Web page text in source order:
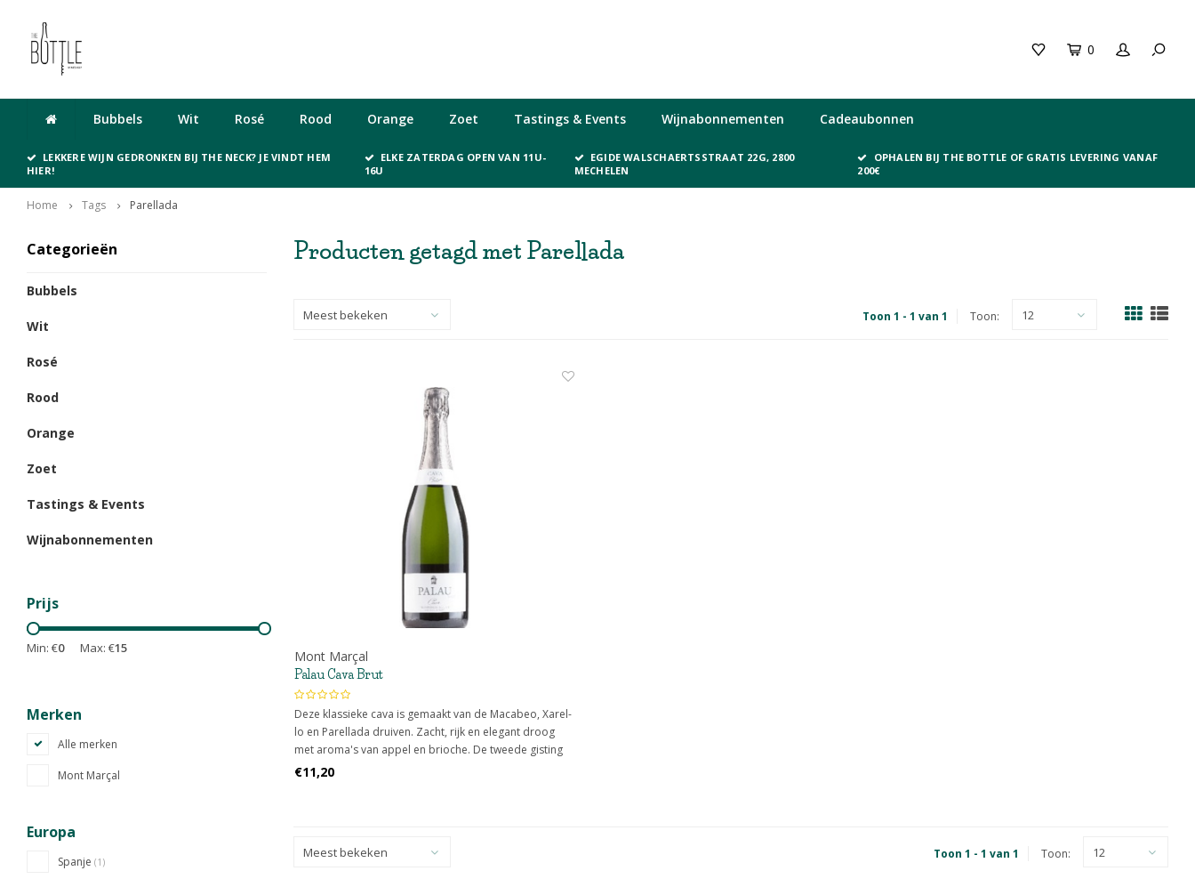
0
Bubbels Wit Rosé Rood Orange Zoet Tastings & Events Wijnabonnementen Cadeaubonnen
LEKKERE WIJN GEDRONKEN BIJ THE NECK? JE VINDT HEM
HIER!
ELKE ZATERDAG OPEN VAN 11U-
16U
EGIDE WALSCHAERTSSTRAAT 22G, 2800
MECHELEN
OPHALEN BIJ THE BOTTLE OF GRATIS LEVERING VANAF
200€
Home Tags Parellada
Categorieën
Bubbels
Wit
Rosé
Rood
Orange
Zoet
Tastings & Events
Wijnabonnementen
Prijs
Min: €0 Max: €15
Merken
Alle merken
Mont Marçal
Europa
Spanje (1)
Producten getagd met Parellada
Meest bekeken Toon 1 - 1 van 1 Toon: 12
Mont Marçal
Palau Cava Brut
Deze klassieke cava is gemaakt van de Macabeo, Xarel-
lo en Parellada druiven. Zacht, rijk en elegant droog
met aroma's van appel en brioche. De tweede gisting
op de fles en 9 à 12 maanden rijping zorgen voor een
€11,20
Meest bekeken Toon 1 - 1 van 1 Toon: 12